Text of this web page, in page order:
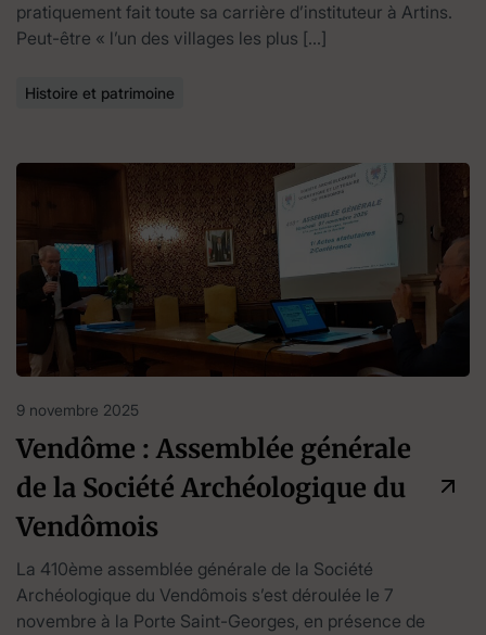
pratiquement fait toute sa carrière d’instituteur à Artins.
Peut-être « l’un des villages les plus […]
Histoire et patrimoine
9 novembre 2025
Vendôme : Assemblée générale
de la Société Archéologique du
Vendômois
La 410ème assemblée générale de la Société
Archéologique du Vendômois s’est déroulée le 7
novembre à la Porte Saint-Georges, en présence de